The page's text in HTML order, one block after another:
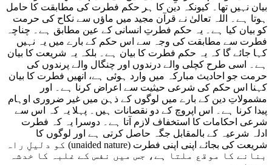
بیان نہیں تھا۔ کیونکہ دین کا ہر حکم فطرت کی مطابقت کا حامل
ہوتا ہے۔ اللہ تعالیٰ نے قرآن مجید میں ماؤں سے نکاح کی حرمت
کو بیان کیا ہے۔ یہ حکم فطرتِ انسانی کے عین مطابق ہے۔ چناچہ
فطرت سے مطابقت کی وجہ سے اس حکم کے بارے میں یہ نہیں
کہا جائے گا کہ یہ حکم فطرت کا بیان ہے۔ بلکہ یہ شریعت کا بیان
ہے۔ اسی طرح کچلی والے درندوں اور چنگال والے پرندوں کی
حرمت جو احادیث مبارکہ میں وارد ہوئی ہے، انھیں فطرت کا بیان
کہنا اس حکم کی شرعی حیثیت سے اعراض کرنا ہے۔ اور
مشمولاتِ دین کے بارے میں لوگوں کے ذہن میں غیر ضروری اوہام
پیدا کرنا ہے۔ اس اپروچ کے دو نقصانات ہیں۔ پہلا یہ کہ اس سے
شرعی احکامات کا استخفاف لازم آتا ہے۔ دوسرا یہ کہ فطرت
ادلہ شرعیہ کے بالمقابل جگہ حاصل کرتی ہے اور لوگوں کا
شریعت کی بجائے اپنی اپنی فطرت (unaided nature) کو دلیلِ راہ
بنانے کا موقع ملتا ہے، جس میں نفس کے غلبہ کا خدشہ